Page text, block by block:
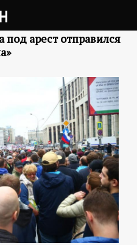
под арест отправился